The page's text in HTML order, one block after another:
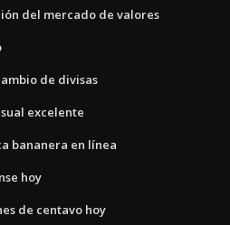
del mercado de valores
de divisas
excelente
bananera en línea
hoy
de centavo hoy